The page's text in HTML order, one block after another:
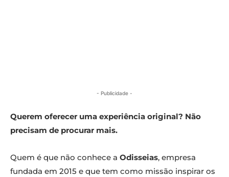
- Publicidade -
Querem oferecer uma experiência original? Não
precisam de procurar mais.
Quem é que não conhece a Odisseias, empresa
fundada em 2015 e que tem como missão inspirar os